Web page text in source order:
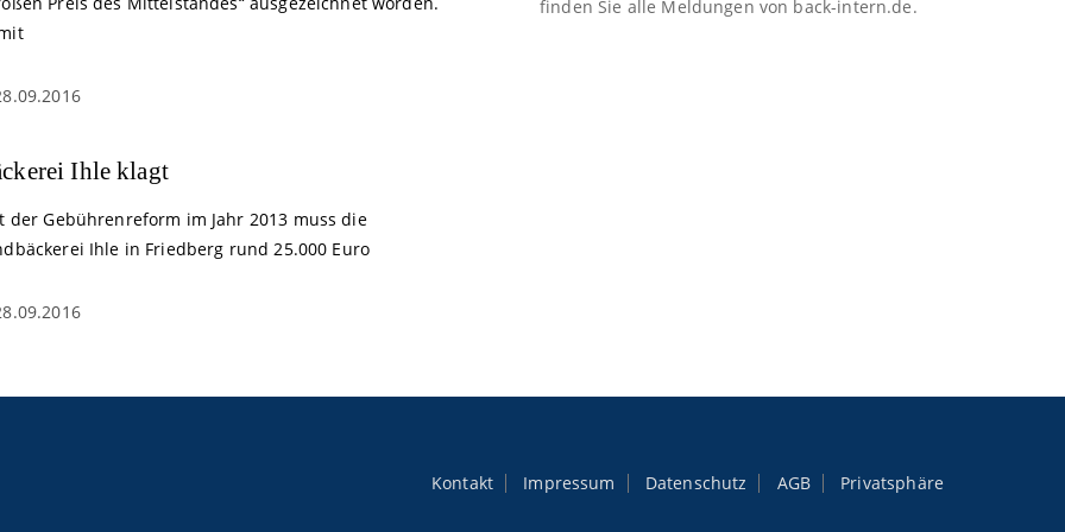
Ihle klagt
der Gebührenreform im Jahr 2013 muss die
Ihle in Friedberg rund 25.000 Euro
finden Sie alle Meldungen von back-intern.de.
Kontakt Impressum Datenschutz AGB Privatsphäre